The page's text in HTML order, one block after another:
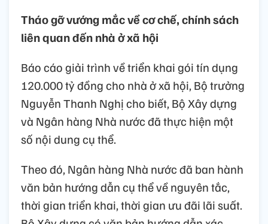
Tháo gỡ vướng mắc về cơ chế, chính sách
liên quan đến nhà ở xã hội
Báo cáo giải trình về triển khai gói tín dụng
120.000 tỷ đồng cho nhà ở xã hội, Bộ trưởng
Nguyễn Thanh Nghị cho biết, Bộ Xây dựng
và Ngân hàng Nhà nước đã thực hiện một
số nội dung cụ thể.
Theo đó, Ngân hàng Nhà nước đã ban hành
văn bản hướng dẫn cụ thể về nguyên tắc,
thời gian triển khai, thời gian ưu đãi lãi suất.